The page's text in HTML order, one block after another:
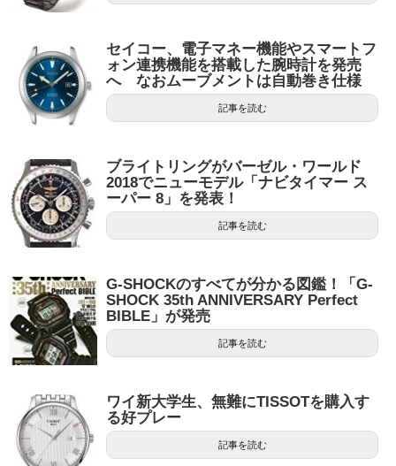
セイコー、電子マネー機能やスマートフ
ォン連携機能を搭載した腕時計を発売
へ なおムーブメントは自動巻き仕様
記事を読む
ブライトリングがバーゼル・ワールド
2018でニューモデル「ナビタイマー ス
ーパー 8」を発表！
記事を読む
G-SHOCKのすべてが分かる図鑑！「G-
SHOCK 35th ANNIVERSARY Perfect
BIBLE」が発売
記事を読む
ワイ新大学生、無難にTISSOTを購入す
る好プレー
記事を読む